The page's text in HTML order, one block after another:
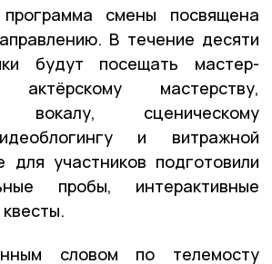
смены посвящена
В течение десяти
будут посещать мастер-
мастерству,
вокалу, сценическому
и витражной
для участников подготовили
пробы, интерактивные
словом по телемосту